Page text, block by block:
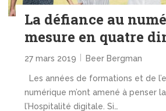
La défiance au
mesure en quatre
27 mars 2019 Beer Bergman
Les années de formations et de
numérique m’ont amené à penser
l’Hospitalité digitale. Si…